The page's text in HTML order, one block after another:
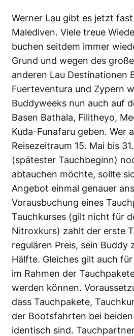
Werner Lau gibt es jetzt
Malediven. Viele treue
buchen seitdem immer
Grund und wegen des
anderen Lau Destinationen
Fuerteventura und Zypern
Buddyweeks nun auch auf
Basen Bathala, Filitheyo,
Kuda-Funafaru geben. Wer
Reisezeitraum 15. Mai bis
(spätester Tauchbeginn)
abtauchen möchte, sollte
Angebot einmal genauer
Vorausbuchung eines
Tauchkurses (gilt nicht für
Nitroxkurs) zahlt der erste
regulären Preis, sein Buddy
Hälfte. Gleiches gilt auch
im Rahmen der
werden können.
dass Tauchpakete,
der Bootsfahrten bei
identisch sind.